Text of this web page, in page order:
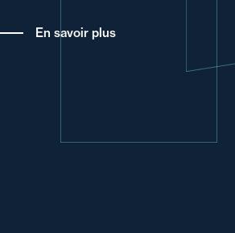
En savoir plus